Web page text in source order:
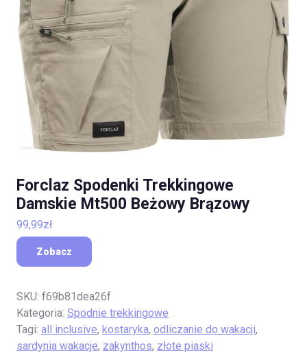
Forclaz Spodenki Trekkingowe
Damskie Mt500 Beżowy Brązowy
99,99zł
Zobacz
SKU: f69b81dea26f
Kategoria: Spodnie trekkingowe
Tagi: all inclusive, kostaryka, odliczanie do wakacji,
sardynia wakacje, zakynthos, złote piaski